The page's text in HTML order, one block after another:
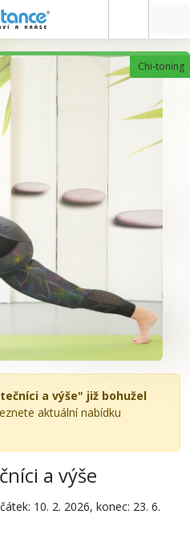
Chi-toning
a výše" již bohužel
aktuální nabídku
a výše
10. 2. 2026, konec: 23. 6.